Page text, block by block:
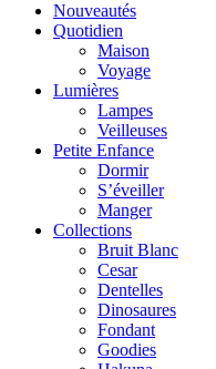
Nouveautés
Quotidien
Maison
Voyage
Lumières
Lampes
Veilleuses
Petite Enfance
Dormir
S’éveiller
Manger
Collections
Bruit Blanc
Cesar
Dentelles
Dinosaures
Fondant
Goodies